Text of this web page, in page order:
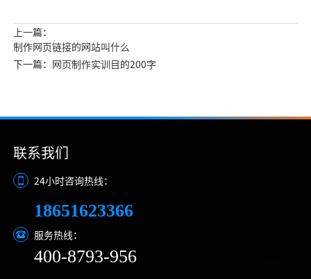
上一篇：
制作网页链接的网站叫什么
下一篇：网页制作实训目的200字
联系我们
24小时咨询热线：
18651623366
服务热线：
400-8793-956